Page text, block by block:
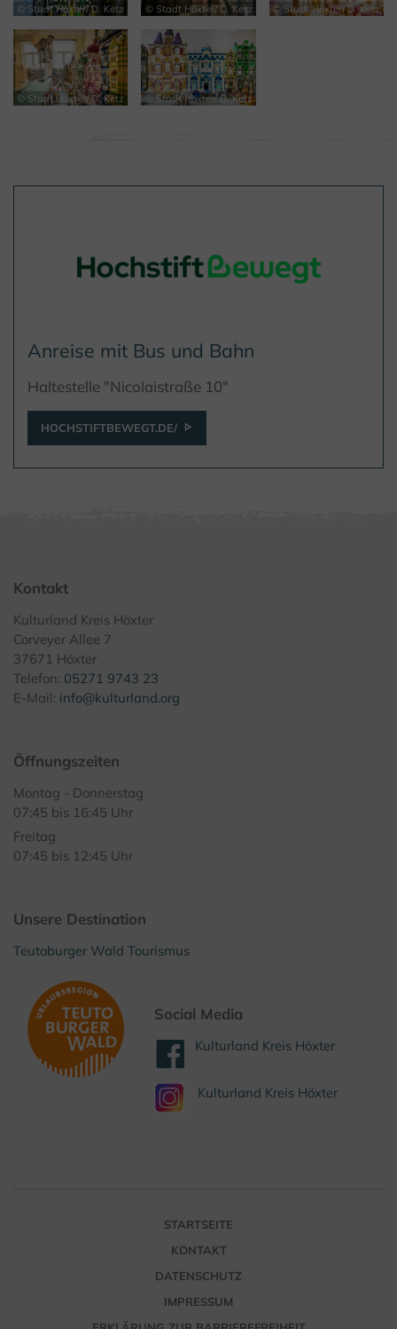
© Stadt Höxter/ D. Ketz © Stadt Höxter/ D. Ketz © Stadt Höxter/ D. Ketz
© Stadt Höxter/ D. Ketz © Stadt Höxter/ D. Ketz
Anreise mit Bus und Bahn
Haltestelle "Nicolaistraße 10"
HOCHSTIFTBEWEGT.DE/
Kontakt
Kulturland Kreis Höxter
Corveyer Allee 7
37671 Höxter
Telefon: 05271 9743 23
E-Mail: info@kulturland.org
Öffnungszeiten
Montag - Donnerstag
07:45 bis 16:45 Uhr
Freitag
07:45 bis 12:45 Uhr
Unsere Destination
Teutoburger Wald Tourismus
Social Media
Kulturland Kreis Höxter
Kulturland Kreis Höxter
STARTSEITE
KONTAKT
DATENSCHUTZ
IMPRESSUM